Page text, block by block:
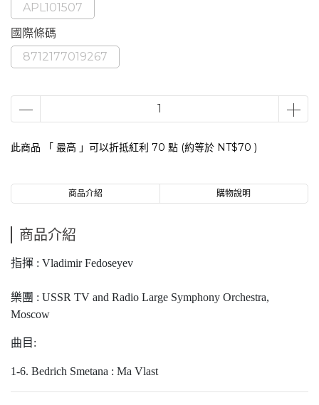
APL101507
國際條碼
8712177019267
此商品 「 最高 」可以折抵紅利 70 點 (約等於 NT$70 )
商品介紹 購物說明
商品介紹
指揮 : Vladimir Fedoseyev
樂團 : USSR TV and Radio Large Symphony Orchestra,
Moscow
曲目:
1-6. Bedrich Smetana : Ma Vlast